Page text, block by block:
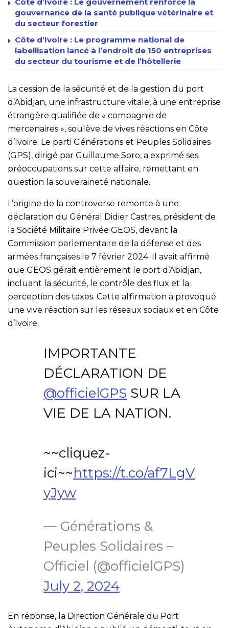
gouvernance de la santé publique vétérinaire et
du secteur forestier
Côte d’Ivoire : Le programme national de
labellisation lancé à l’endroit de 150 entreprises
du secteur du tourisme et de l’hôtellerie
La cession de la sécurité et de la gestion du port
d’Abidjan, une infrastructure vitale, à une entreprise
étrangère qualifiée de « compagnie de
mercenaires », soulève de vives réactions en Côte
d’Ivoire. Le parti Générations et Peuples Solidaires
(GPS), dirigé par Guillaume Soro, a exprimé ses
préoccupations sur cette affaire, remettant en
question la souveraineté nationale.
L’origine de la controverse remonte à une
déclaration du Général Didier Castres, président de
la Société Militaire Privée GEOS, devant la
Commission parlementaire de la défense et des
armées françaises le 7 février 2024. Il avait affirmé
que GEOS gérait entièrement le port d’Abidjan,
incluant la sécurité, le contrôle des flux et la
perception des taxes. Cette affirmation a provoqué
une vive réaction sur les réseaux sociaux et en Côte
d’Ivoire.
IMPORTANTE
DÉCLARATION DE
@officielGPS SUR LA
VIE DE LA NATION.
~~cliquez-
ici~~https://t.co/af7LgV
yJyw
— Générations &
Peuples Solidaires –
Officiel (@officielGPS)
July 2, 2024
En réponse, la Direction Générale du Port